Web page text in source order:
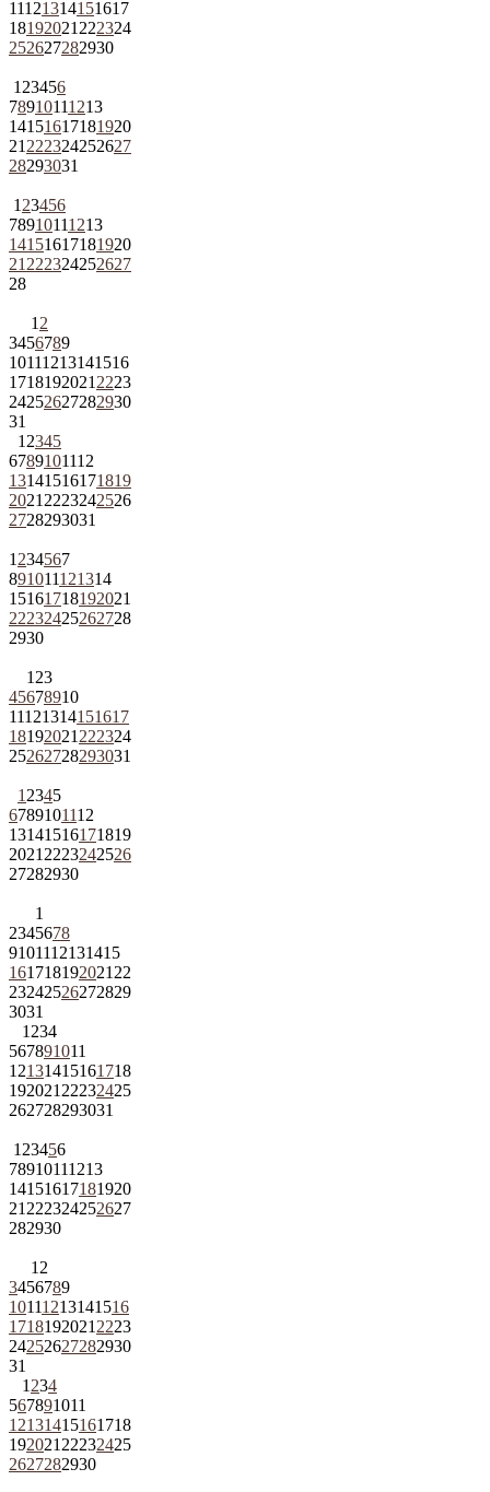
11121314151617
18192021 222324
252627282930
1 23456
78910111213
14151617181920
21 222324252627
28293031
1 23456
78910111213
14151617181920
21 222324252627
28
1 2
3456789
10111213141516
1718192021 2223
24252627282930
31
1 2345
6789101112
13141516171819
2021 2223242526
2728293031
1 234567
891011121314
15161718192021
22232425262728
2930
1 23
45678910
11121314151617
18192021 222324
25262728293031
1 2345
6789101112
13141516171819
2021 2223242526
27282930
1
2345678
9101112131415
161718192021 22
23242526272829
3031
1 234
567891011
12131415161718
192021 22232425
262728293031
1 23456
78910111213
14151617181920
21 222324252627
282930
1 2
3456789
10111213141516
1718192021 2223
24252627282930
31
1 234
567891011
12131415161718
192021 22232425
2627282930